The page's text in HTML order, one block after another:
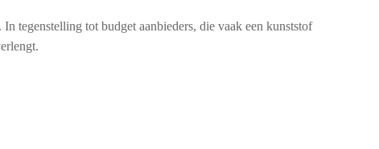
tegenstelling tot budget aanbieders, die vaak een kunststof